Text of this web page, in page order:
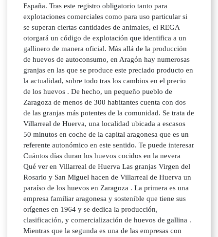
España. Tras este registro obligatorio tanto para
explotaciones comerciales como para uso particular si
se superan ciertas cantidades de animales, el REGA
otorgará un código de explotación que identifica a un
gallinero de manera oficial. Más allá de la producción
de huevos de autoconsumo, en Aragón hay numerosas
granjas en las que se produce este preciado producto en
la actualidad, sobre todo tras los cambios en el precio
de los huevos . De hecho, un pequeño pueblo de
Zaragoza de menos de 300 habitantes cuenta con dos
de las granjas más potentes de la comunidad. Se trata de
Villarreal de Huerva, una localidad ubicada a escasos
50 minutos en coche de la capital aragonesa que es un
referente autonómico en este sentido. Te puede interesar
Cuántos días duran los huevos cocidos en la nevera
Qué ver en Villarreal de Huerva Las granjas Virgen del
Rosario y San Miguel hacen de Villarreal de Huerva un
paraíso de los huevos en Zaragoza . La primera es una
empresa familiar aragonesa y sostenible que tiene sus
orígenes en 1964 y se dedica la producción,
clasificación, y comercialización de huevos de gallina .
Mientras que la segunda es una de las empresas con